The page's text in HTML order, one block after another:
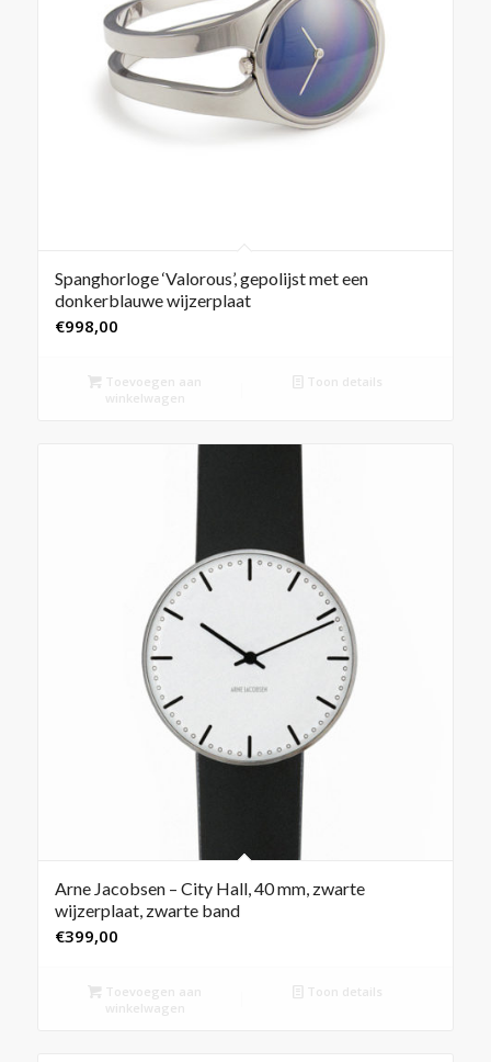
Spanghorloge ‘Valorous’, gepolijst met een
donkerblauwe wijzerplaat
€998,00
Toevoegen aan
winkelwagen
Toon details
Arne Jacobsen – City Hall, 40 mm, zwarte
wijzerplaat, zwarte band
€399,00
Toevoegen aan
winkelwagen
Toon details